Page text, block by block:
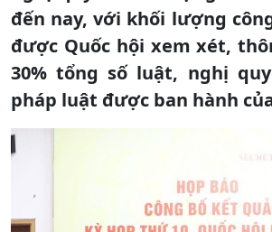
đến nay, với khối lượng
được Quốc hội xem xét,
30% tổng số luật, nghị
pháp luật được ban hành